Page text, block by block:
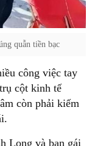
quẫn tiền bạc
công việc tay
cột kinh tế
còn phải kiếm
Long và bạn gái